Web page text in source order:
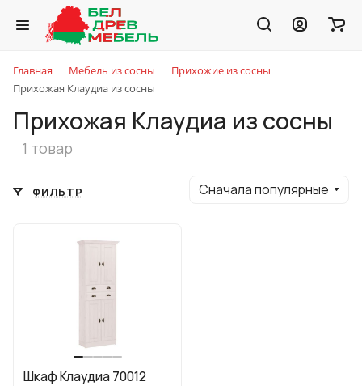
Главная Мебель из сосны
Прихожие из сосны
Прихожая Клаудиа из сосны
Прихожая Клаудиа из сосны
1 товар
ФИЛЬТР Сначала популярные
Шкаф Клаудиа 70012